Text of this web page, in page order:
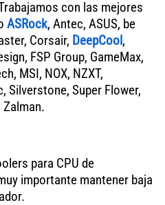
con las mejores
ASRock, Antec, ASUS, be
Corsair, DeepCool,
FSP Group, GameMax,
MSI, NOX, NZXT,
Silverstone, Super Flower,
Zalman.
para CPU de
importante mantener baja